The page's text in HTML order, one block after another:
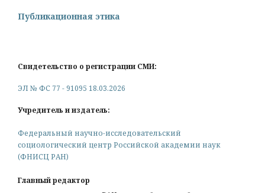
Публикационная этика
Свидетельство о регистрации СМИ:
ЭЛ № ФС 77 - 91095 18.03.2026
Учредитель и издатель:
Федеральный научно-исследовательский
социологический центр Российской академии наук
(ФНИСЦ РАН)
Главный редактор